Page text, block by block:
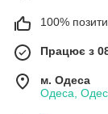
100%
Працює з
м. Одеса
Одеса,